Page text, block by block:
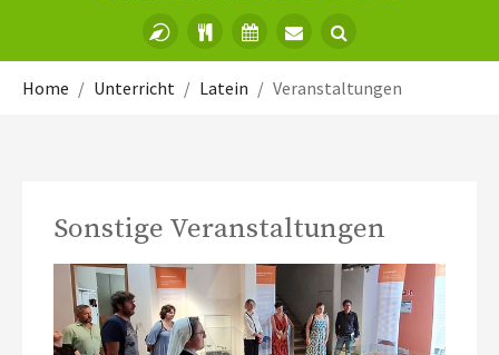
Home Unterricht Latein Veranstaltungen
Sonstige Veranstaltungen